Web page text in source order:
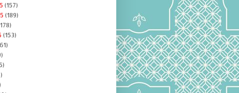
(157)
(189)
(153)